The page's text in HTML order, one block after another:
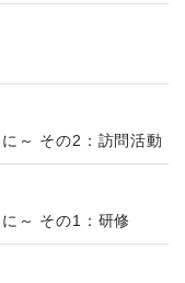
～ その2：訪問活動
～ その1：研修